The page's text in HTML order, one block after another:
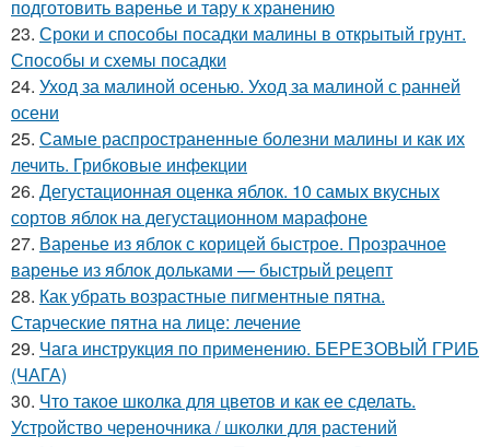
подготовить варенье и тару к хранению
23. Сроки и способы посадки малины в открытый грунт.
Способы и схемы посадки
24. Уход за малиной осенью. Уход за малиной с ранней
осени
25. Самые распространенные болезни малины и как их
лечить. Грибковые инфекции
26. Дегустационная оценка яблок. 10 самых вкусных
сортов яблок на дегустационном марафоне
27. Варенье из яблок с корицей быстрое. Прозрачное
варенье из яблок дольками — быстрый рецепт
28. Как убрать возрастные пигментные пятна.
Старческие пятна на лице: лечение
29. Чага инструкция по применению. БЕРЕЗОВЫЙ ГРИБ
(ЧАГА)
30. Что такое школка для цветов и как ее сделать.
Устройство череночника / школки для растений